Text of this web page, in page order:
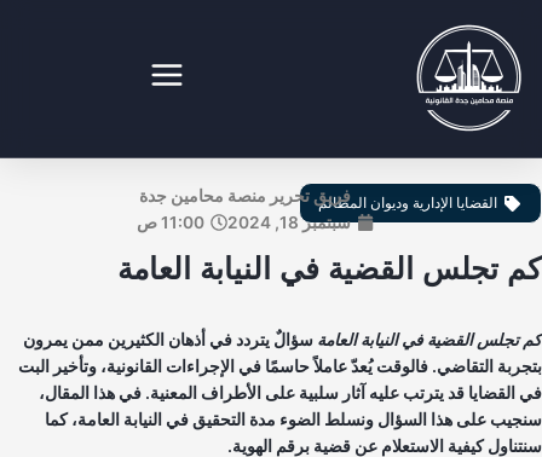
القضايا الإدارية وديوان المظالمفريق تحرير منصة محامين جدة
سبتمبر 18, 2024
11:00 ص
تجلس القضية في النيابة العامة
تجلس القضية في النيابة العامةسؤالٌ يتردد في أذهان الكثيرين ممن يمرون
التقاضي. فالوقت يُعدّ عاملاً حاسمًا في الإجراءات القانونية، وتأخير البت
القضايا قد يترتب عليه آثار سلبية على الأطراف المعنية. في هذا المقال،
على هذا السؤال ونسلط الضوء مدة التحقيق في النيابة العامة، كما
كيفية الاستعلام عن قضية برقم الهوية.